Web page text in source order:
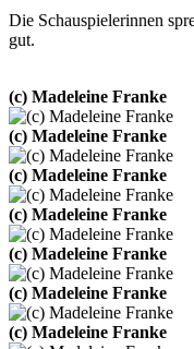
Die Schauspielerinnen
gut.
(c) Madeleine Franke
(c) Madeleine Franke
(c) Madeleine Franke
(c) Madeleine Franke
(c) Madeleine Franke
(c) Madeleine Franke
(c) Madeleine Franke